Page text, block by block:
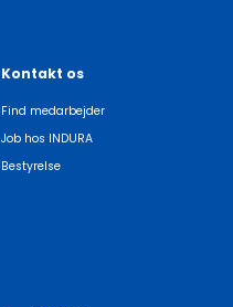
Kontakt os
Find medarbejder
Job hos INDURA
Bestyrelse